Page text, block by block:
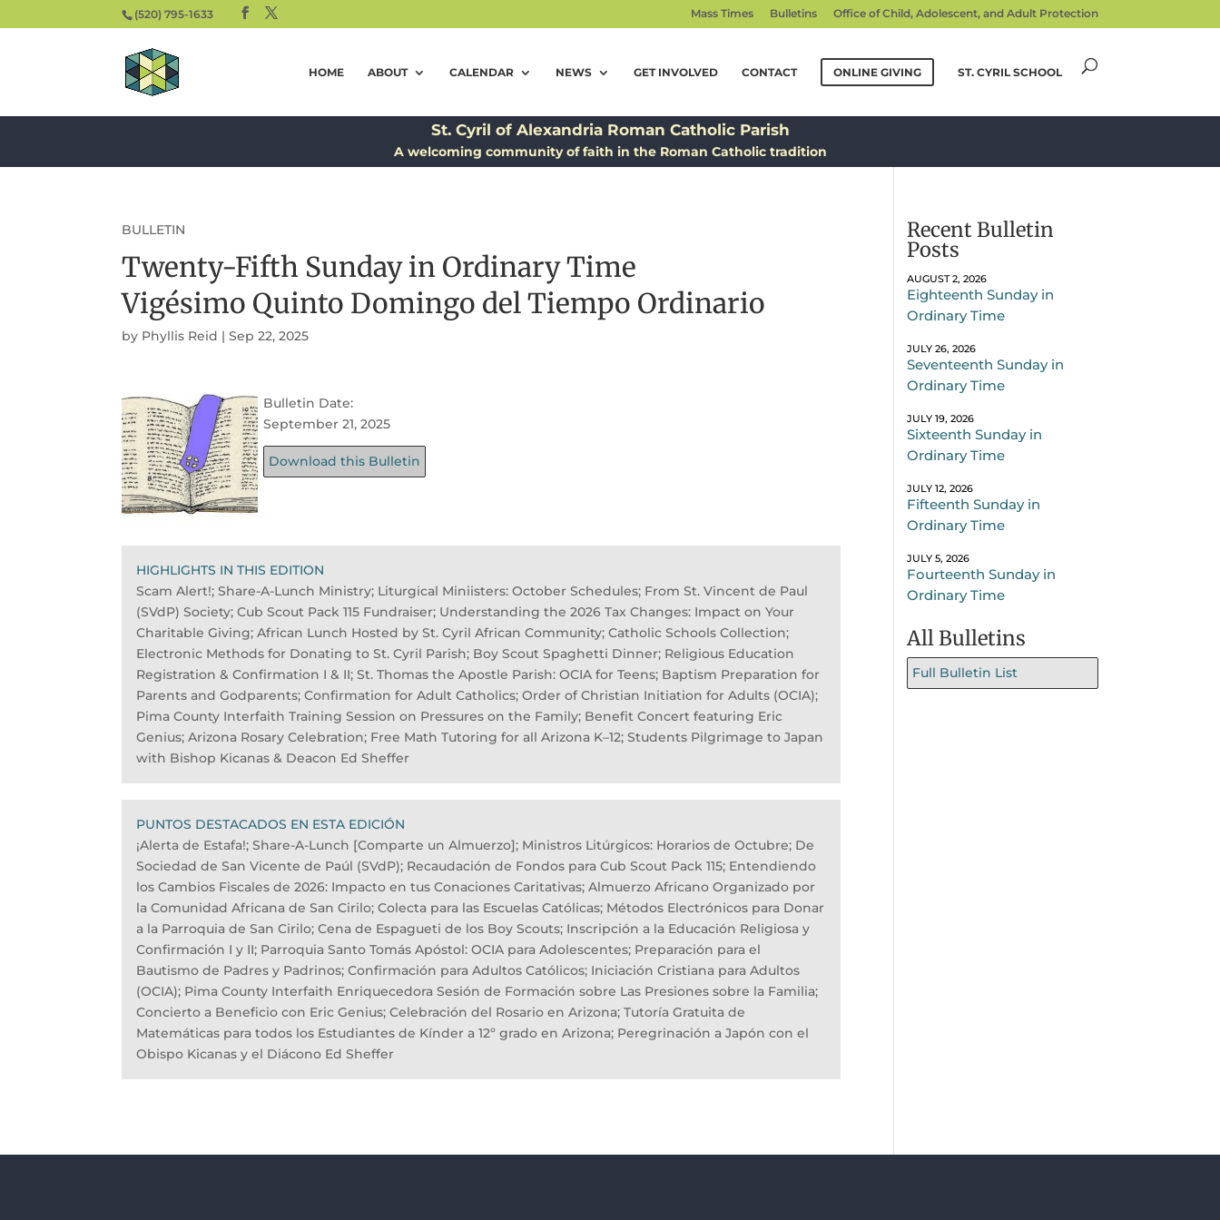
(520) 795-1633 Mass Times Bulletins Office of Child, Adolescent, and Adult Protection
HOME ABOUT CALENDAR NEWS GET INVOLVED CONTACT ONLINE GIVING ST. CYRIL SCHOOL
St. Cyril of Alexandria Roman Catholic Parish
A welcoming community of faith in the Roman Catholic tradition
BULLETIN
Twenty-Fifth Sunday in Ordinary Time
Vigésimo Quinto Domingo del Tiempo Ordinario
by Phyllis Reid |Sep 22, 2025
Bulletin Date:
September 21, 2025
Download this Bulletin
HIGHLIGHTS IN THIS EDITION
Scam Alert!; Share-A-Lunch Ministry; Liturgical Miniisters: October Schedules; From St. Vincent de Paul
(SVdP) Society; Cub Scout Pack 115 Fundraiser; Understanding the 2026 Tax Changes: Impact on Your
Charitable Giving; African Lunch Hosted by St. Cyril African Community; Catholic Schools Collection;
Electronic Methods for Donating to St. Cyril Parish; Boy Scout Spaghetti Dinner; Religious Education
Registration & Confirmation I & II; St. Thomas the Apostle Parish: OCIA for Teens; Baptism Preparation for
Parents and Godparents; Confirmation for Adult Catholics; Order of Christian Initiation for Adults (OCIA);
Pima County Interfaith Training Session on Pressures on the Family; Benefit Concert featuring Eric
Genius; Arizona Rosary Celebration; Free Math Tutoring for all Arizona K–12; Students Pilgrimage to Japan
with Bishop Kicanas & Deacon Ed Sheffer
PUNTOS DESTACADOS EN ESTA EDICIÓN
¡Alerta de Estafa!; Share-A-Lunch [Comparte un Almuerzo]; Ministros Litúrgicos: Horarios de Octubre; De
Sociedad de San Vicente de Paúl (SVdP); Recaudación de Fondos para Cub Scout Pack 115; Entendiendo
los Cambios Fiscales de 2026: Impacto en tus Conaciones Caritativas; Almuerzo Africano Organizado por
la Comunidad Africana de San Cirilo; Colecta para las Escuelas Católicas; Métodos Electrónicos para Donar
a la Parroquia de San Cirilo; Cena de Espagueti de los Boy Scouts; Inscripción a la Educación Religiosa y
Confirmación I y II; Parroquia Santo Tomás Apóstol: OCIA para Adolescentes; Preparación para el
Bautismo de Padres y Padrinos; Confirmación para Adultos Católicos; Iniciación Cristiana para Adultos
(OCIA); Pima County Interfaith Enriquecedora Sesión de Formación sobre Las Presiones sobre la Familia;
Concierto a Beneficio con Eric Genius; Celebración del Rosario en Arizona; Tutoría Gratuita de
Matemáticas para todos los Estudiantes de Kínder a 12º grado en Arizona; Peregrinación a Japón con el
Obispo Kicanas y el Diácono Ed Sheffer
Recent Bulletin
Posts
AUGUST 2, 2026
Eighteenth Sunday in
Ordinary Time
JULY 26, 2026
Seventeenth Sunday in
Ordinary Time
JULY 19, 2026
Sixteenth Sunday in
Ordinary Time
JULY 12, 2026
Fifteenth Sunday in
Ordinary Time
JULY 5, 2026
Fourteenth Sunday in
Ordinary Time
All Bulletins
Full Bulletin List